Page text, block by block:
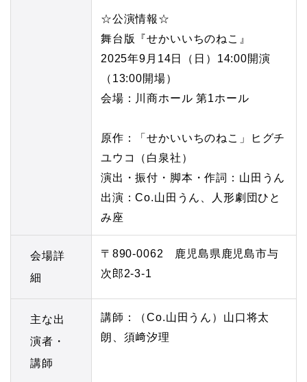
☆公演情報☆
舞台版『せかいいちのねこ』
2025年9月14日（日）14:00開演
（13:00開場）
会場：川商ホール 第1ホール
原作：「せかいいちのねこ」ヒグチ
ユウコ（白泉社）
演出・振付・脚本・作詞：山田うん
出演：Co.山田うん、人形劇団ひと
み座
会場詳
細
〒890-0062 鹿児島県鹿児島市与
次郎2-3-1
主な出
演者・
講師
講師：（Co.山田うん）山口将太
朗、須﨑汐理